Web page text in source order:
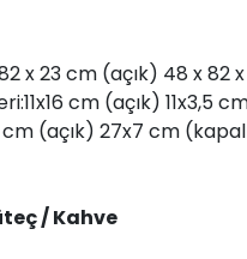
x 23 cm (açık) 48 x 82
cm (açık) 11x3,5
(açık) 27x7 cm
/ Kahve